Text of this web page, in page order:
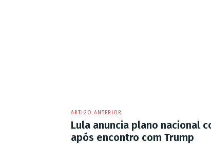
ARTIGO ANTERIOR
Lula anuncia plano nacional
após encontro com Trump